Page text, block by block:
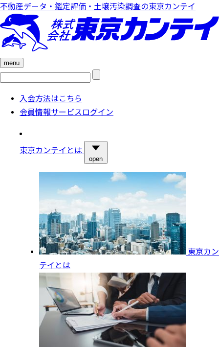
不動産データ・鑑定評価・土壌汚染調査の東京カンテイ
menu
検
入会方法はこちら
会員情報サービスログイン
東京カンテイとは
open
東京カン
テイとは